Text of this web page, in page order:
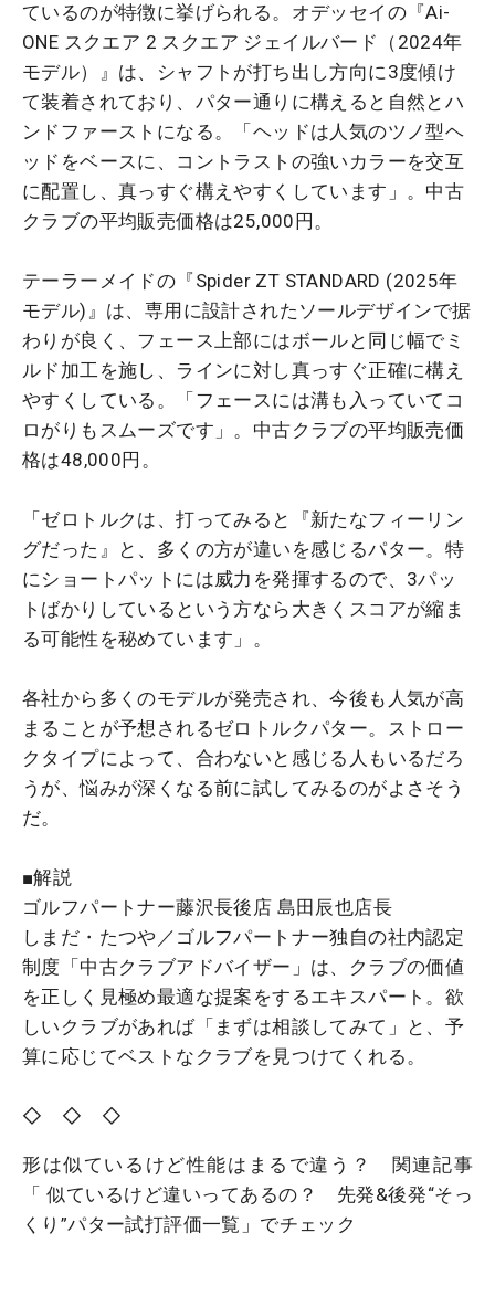
ているのが特徴に挙げられる。オデッセイの『Ai-
ONE スクエア 2 スクエア ジェイルバード（2024年
モデル）』は、シャフトが打ち出し方向に3度傾け
て装着されており、パター通りに構えると自然とハ
ンドファーストになる。「ヘッドは人気のツノ型ヘ
ッドをベースに、コントラストの強いカラーを交互
に配置し、真っすぐ構えやすくしています」。中古
クラブの平均販売価格は25,000円。
テーラーメイドの『Spider ZT STANDARD (2025年
モデル)』は、専用に設計されたソールデザインで据
わりが良く、フェース上部にはボールと同じ幅でミ
ルド加工を施し、ラインに対し真っすぐ正確に構え
やすくしている。「フェースには溝も入っていてコ
ロがりもスムーズです」。中古クラブの平均販売価
格は48,000円。
「ゼロトルクは、打ってみると『新たなフィーリン
グだった』と、多くの方が違いを感じるパター。特
にショートパットには威力を発揮するので、3パッ
トばかりしているという方なら大きくスコアが縮ま
る可能性を秘めています」。
各社から多くのモデルが発売され、今後も人気が高
まることが予想されるゼロトルクパター。ストロー
クタイプによって、合わないと感じる人もいるだろ
うが、悩みが深くなる前に試してみるのがよさそう
だ。
■解説
ゴルフパートナー藤沢長後店 島田辰也店長
しまだ・たつや／ゴルフパートナー独自の社内認定
制度「中古クラブアドバイザー」は、クラブの価値
を正しく見極め最適な提案をするエキスパート。欲
しいクラブがあれば「まずは相談してみて」と、予
算に応じてベストなクラブを見つけてくれる。
◇ ◇ ◇
形は似ているけど性能はまるで違う？ 関連記事
「 似ているけど違いってあるの？ 先発&後発“そっ
くり”パター試打評価一覧」でチェック